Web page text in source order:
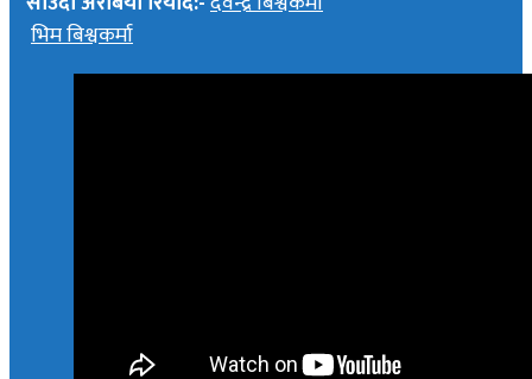
भिम बिश्वकर्मा